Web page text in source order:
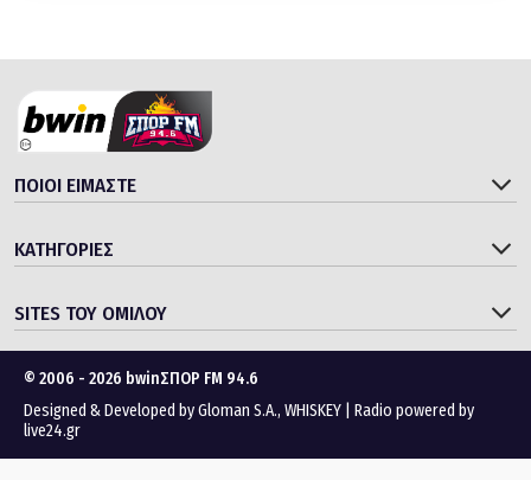
ΠΟΙΟΙ ΕΙΜΑΣΤΕ
ΚΑΤΗΓΟΡΙΕΣ
SITES ΤΟΥ ΟΜΙΛΟΥ
© 2006 - 2026 bwinΣΠΟΡ FM 94.6
Designed & Developed byGloman S.A., WHISKEY
Radio powered by
live24.gr